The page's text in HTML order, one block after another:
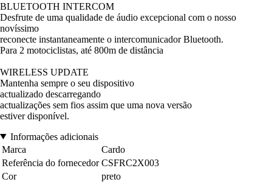
BLUETOOTH INTERCOM
Desfrute de uma qualidade de áudio excepcional com o nosso
novíssimo
reconecte instantaneamente o intercomunicador Bluetooth.
Para 2 motociclistas, até 800m de distância
WIRELESS UPDATE
Mantenha sempre o seu dispositivo
actualizado descarregando
actualizações sem fios assim que uma nova versão
estiver disponível.
Informações adicionais
Marca
Cardo
Referência do fornecedor CSFRC2X003
Cor
preto